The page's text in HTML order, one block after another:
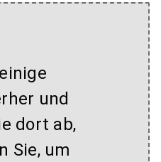
und
dort ab,
Sie, um